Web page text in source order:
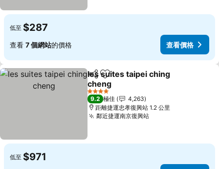
低至 $287
查看 7 個網站的價格 查看價格
分享 放到收藏夾
les suites taipei ching
cheng
4 星級
9.2 極佳
4,263
距離捷運忠孝復興站 1.2 公里
鄰近捷運南京復興站
低至 $971